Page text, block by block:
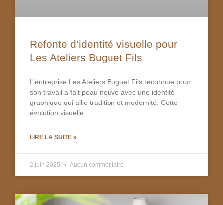
Refonte d’identité visuelle pour
Les Ateliers Buguet Fils
L’entreprise Les Ateliers Buguet Fils reconnue pour
son travail a fait peau neuve avec une identité
graphique qui allie tradition et modernité. Cette
évolution visuelle
LIRE LA SUITE »
2 juin 2025 Aucun commentaire